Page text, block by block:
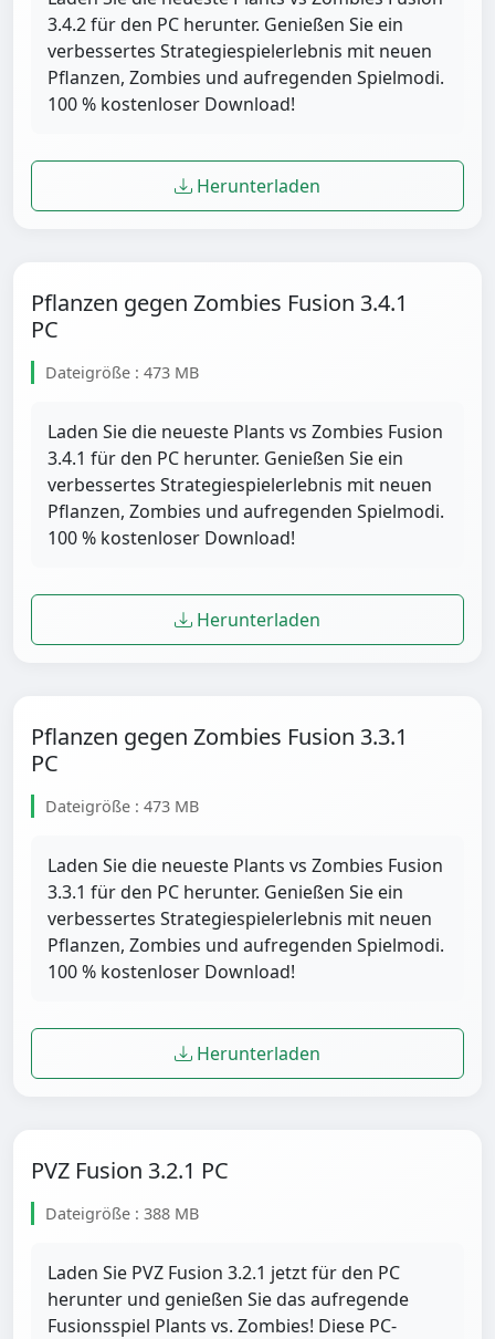
3.4.2 für den PC herunter. Genießen Sie ein
verbessertes Strategiespielerlebnis mit neuen
Pflanzen, Zombies und aufregenden Spielmodi.
100 % kostenloser Download!
Herunterladen
Pflanzen gegen Zombies Fusion 3.4.1
PC
Dateigröße : 473 MB
Laden Sie die neueste Plants vs Zombies Fusion
3.4.1 für den PC herunter. Genießen Sie ein
verbessertes Strategiespielerlebnis mit neuen
Pflanzen, Zombies und aufregenden Spielmodi.
100 % kostenloser Download!
Herunterladen
Pflanzen gegen Zombies Fusion 3.3.1
PC
Dateigröße : 473 MB
Laden Sie die neueste Plants vs Zombies Fusion
3.3.1 für den PC herunter. Genießen Sie ein
verbessertes Strategiespielerlebnis mit neuen
Pflanzen, Zombies und aufregenden Spielmodi.
100 % kostenloser Download!
Herunterladen
PVZ Fusion 3.2.1 PC
Dateigröße : 388 MB
Laden Sie PVZ Fusion 3.2.1 jetzt für den PC
herunter und genießen Sie das aufregende
Fusionsspiel Plants vs. Zombies! Diese PC-